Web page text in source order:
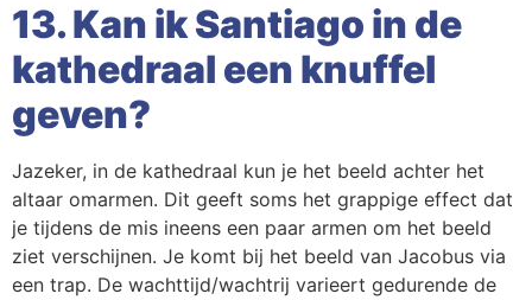
13. Kan ik Santiago in de
kathedraal een knuffel
geven?
Jazeker, in de kathedraal kun je het beeld achter het
altaar omarmen. Dit geeft soms het grappige effect dat
je tijdens de mis ineens een paar armen om het beeld
ziet verschijnen. Je komt bij het beeld van Jacobus via
een trap. De wachttijd/wachtrij varieert gedurende de